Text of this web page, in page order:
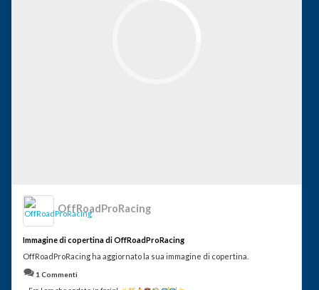
OffRoadProRacing
Immagine di copertina di OffRoadProRacing
OffRoadProRacing ha aggiornato la sua immagine di copertina.
1 Commenti